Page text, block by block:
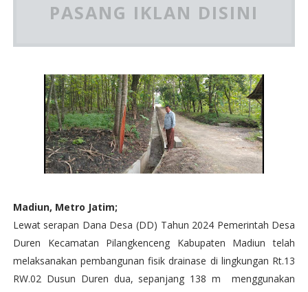
PASANG IKLAN DISINI
Madiun, Metro Jatim;
Lewat serapan Dana Desa (DD) Tahun 2024 Pemerintah Desa
Duren Kecamatan Pilangkenceng Kabupaten Madiun telah
melaksanakan pembangunan fisik drainase di lingkungan Rt.13
RW.02 Dusun Duren dua, sepanjang 138 m menggunakan